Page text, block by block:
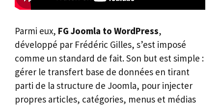
Parmi eux, FG Joomla to WordPress,
développé par Frédéric Gilles, s’est imposé
comme un standard de fait. Son but est simple :
gérer le transfert base de données en tirant
parti de la structure de Joomla, pour injecter
propres articles, catégories, menus et médias